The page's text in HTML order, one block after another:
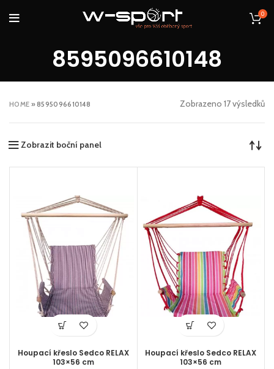
0
8595096610148
HOME »8595096610148 Zobrazeno 17 výsledků
Zobrazit boční panel
Houpací křeslo Sedco RELAX
103×56 cm
Houpací křeslo Sedco RELAX
103×56 cm